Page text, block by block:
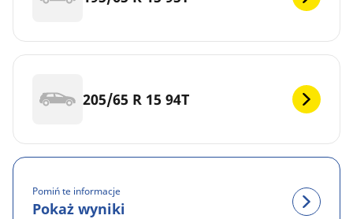
205/65 R 15 94T
Pomiń te informacje
Pokaż wyniki